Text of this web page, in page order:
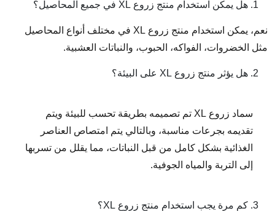
هل يمكن استخدام منتج زروع XL في جميع المحاصيل؟
نعم، يمكن استخدام منتج زروع XL في مختلف أنواع المحاصيل
مثل الخضروات، الفواكه، الحبوب، والنباتات العشبية.
هل يؤثر منتج زروع XL على البيئة؟
سماد زروع XL تم تصميمه بطريقة تحسب للبيئة ويتم
تقديمه بجرعات مناسبة، وبالتالي يتم امتصاص العناصر
الغذائية بشكل كامل من قبل النباتات، مما يقلل من تسربها
إلى التربة والمياه الجوفية.
كم مرة يجب استخدام منتج زروع XL؟